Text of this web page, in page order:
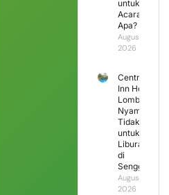
untuk
Acara
Apa?
August 3,
2026
Central
Inn Hotel
Lombok,
Nyaman
Tidak
untuk
Liburan
di
Senggigi?
August 2,
2026